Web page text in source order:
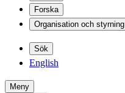
Forska
Organisation och styrning
Sök
English
Meny